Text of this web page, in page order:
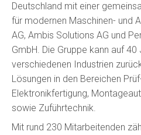
Deutschland mit einer
für modernen Maschinen- und
AG, Ambis Solutions AG und
GmbH. Die Gruppe kann auf 40
verschiedenen Industrien
Lösungen in den Bereichen
Elektronikfertigung,
sowie Zuführtechnik.
Mit rund 230 Mitarbeitenden